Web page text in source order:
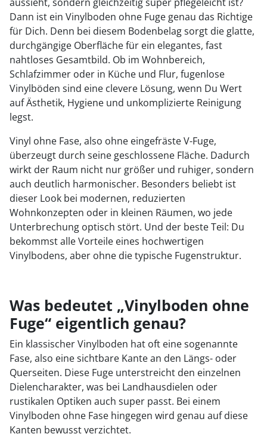
Dann ist ein Vinylboden ohne Fuge genau das Richtige
für Dich. Denn bei diesem Bodenbelag sorgt die glatte,
durchgängige Oberfläche für ein elegantes, fast
nahtloses Gesamtbild. Ob im Wohnbereich,
Schlafzimmer oder in Küche und Flur, fugenlose
Vinylböden sind eine clevere Lösung, wenn Du Wert
auf Ästhetik, Hygiene und unkomplizierte Reinigung
legst.
Vinyl ohne Fase, also ohne eingefräste V-Fuge,
überzeugt durch seine geschlossene Fläche. Dadurch
wirkt der Raum nicht nur größer und ruhiger, sondern
auch deutlich harmonischer. Besonders beliebt ist
dieser Look bei modernen, reduzierten
Wohnkonzepten oder in kleinen Räumen, wo jede
Unterbrechung optisch stört. Und der beste Teil: Du
bekommst alle Vorteile eines hochwertigen
Vinylbodens, aber ohne die typische Fugenstruktur.
Was bedeutet „Vinylboden ohne
Fuge“ eigentlich genau?
Ein klassischer Vinylboden hat oft eine sogenannte
Fase, also eine sichtbare Kante an den Längs- oder
Querseiten. Diese Fuge unterstreicht den einzelnen
Dielencharakter, was bei Landhausdielen oder
rustikalen Optiken auch super passt. Bei einem
Vinylboden ohne Fase hingegen wird genau auf diese
Kanten bewusst verzichtet.